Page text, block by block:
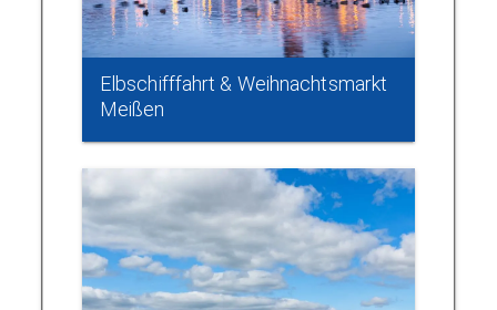
Elbschifffahrt & Weihnachtsmarkt
Meißen